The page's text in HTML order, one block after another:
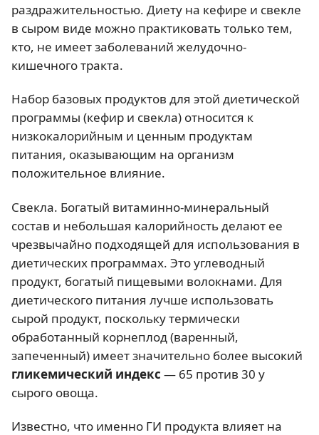
раздражительностью. Диету на кефире и свекле
в сыром виде можно практиковать только тем,
кто, не имеет заболеваний желудочно-
кишечного тракта.
Набор базовых продуктов для этой диетической
программы (кефир и свекла) относится к
низкокалорийным и ценным продуктам
питания, оказывающим на организм
положительное влияние.
Свекла. Богатый витаминно-минеральный
состав и небольшая калорийность делают ее
чрезвычайно подходящей для использования в
диетических программах. Это углеводный
продукт, богатый пищевыми волокнами. Для
диетического питания лучше использовать
сырой продукт, поскольку термически
обработанный корнеплод (варенный,
запеченный) имеет значительно более высокий
гликемический индекс — 65 против 30 у
сырого овоща.
Известно, что именно ГИ продукта влияет на